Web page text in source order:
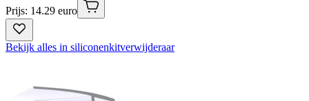
Prijs: 14.29 euro
Bekijk alles in siliconenkitverwijderaar